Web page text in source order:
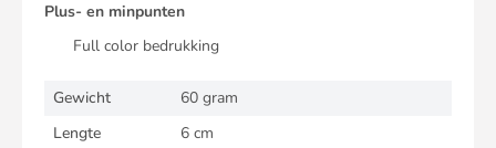
Plus- en minpunten
Full color bedrukking
Gewicht
60 gram
Lengte
6 cm